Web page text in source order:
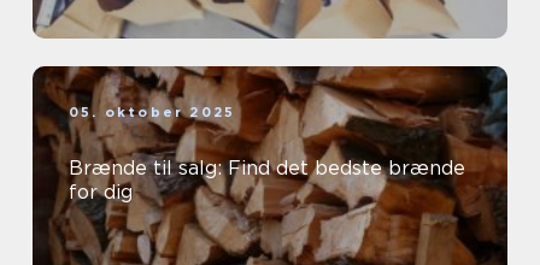
05. oktober 2025
Brænde til salg: Find det bedste brænde
for dig